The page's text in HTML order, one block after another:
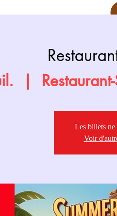
Les billets ne
Voir